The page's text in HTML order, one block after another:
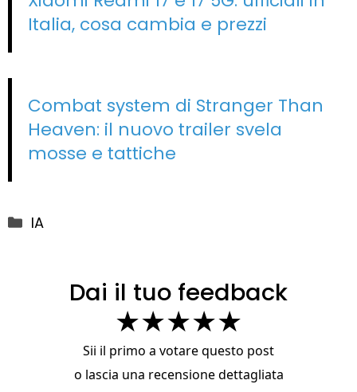
Italia, cosa cambia e prezzi
Combat system di Stranger Than
Heaven: il nuovo trailer svela
mosse e tattiche
Categorie
IA
Dai il tuo feedback
★★★★★
Sii il primo a votare questo post
o lascia una recensione dettagliata